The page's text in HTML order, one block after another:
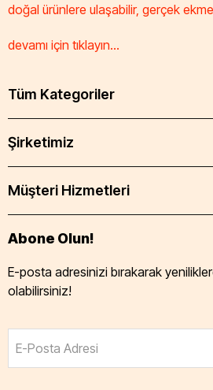
doğal ürünlere ulaşabilir, gerçek
devamı için tıklayın...
Tüm Kategoriler
Şirketimiz
Müşteri Hizmetleri
Abone Olun!
E-posta adresinizi bırakarak
olabilirsiniz!
E-Posta Adresi